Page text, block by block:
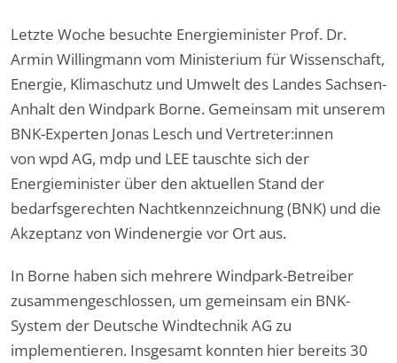
Letzte Woche besuchte Energieminister Prof. Dr.
Armin Willingmann vom Ministerium für Wissenschaft,
Energie, Klimaschutz und Umwelt des Landes Sachsen-
Anhalt den Windpark Borne. Gemeinsam mit unserem
BNK-Experten Jonas Lesch und Vertreter:innen
von wpd AG, mdp und LEE tauschte sich der
Energieminister über den aktuellen Stand der
bedarfsgerechten Nachtkennzeichnung (BNK) und die
Akzeptanz von Windenergie vor Ort aus.
In Borne haben sich mehrere Windpark-Betreiber
zusammengeschlossen, um gemeinsam ein BNK-
System der Deutsche Windtechnik AG zu
implementieren. Insgesamt konnten hier bereits 30